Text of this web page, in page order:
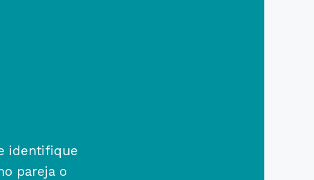
identifique
pareja o